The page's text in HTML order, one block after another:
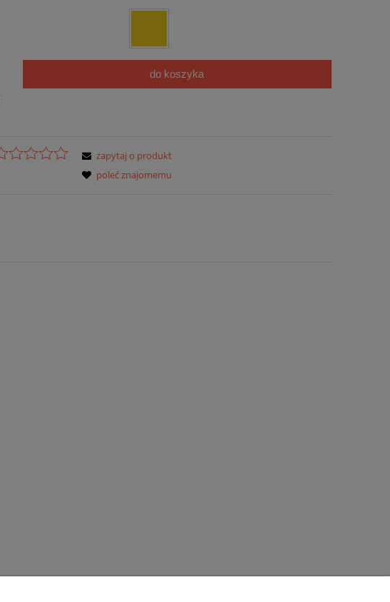
do koszyka
zapytaj o produkt
poleć znajomemu